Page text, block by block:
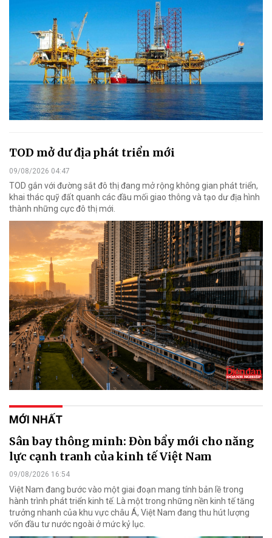
TOD mở dư địa phát triển mới
09/08/2026 04:47
TOD gắn với đường sắt đô thị đang mở rộng không gian phát triển,
khai thác quỹ đất quanh các đầu mối giao thông và tạo dư địa hình
thành những cực đô thị mới.
MỚI NHẤT
Sân bay thông minh: Đòn bẩy mới cho năng
lực cạnh tranh của kinh tế Việt Nam
09/08/2026 16:54
Việt Nam đang bước vào một giai đoạn mang tính bản lề trong
hành trình phát triển kinh tế. Là một trong những nền kinh tế tăng
trưởng nhanh của khu vực châu Á, Việt Nam đang thu hút lượng
vốn đầu tư nước ngoài ở mức kỷ lục.